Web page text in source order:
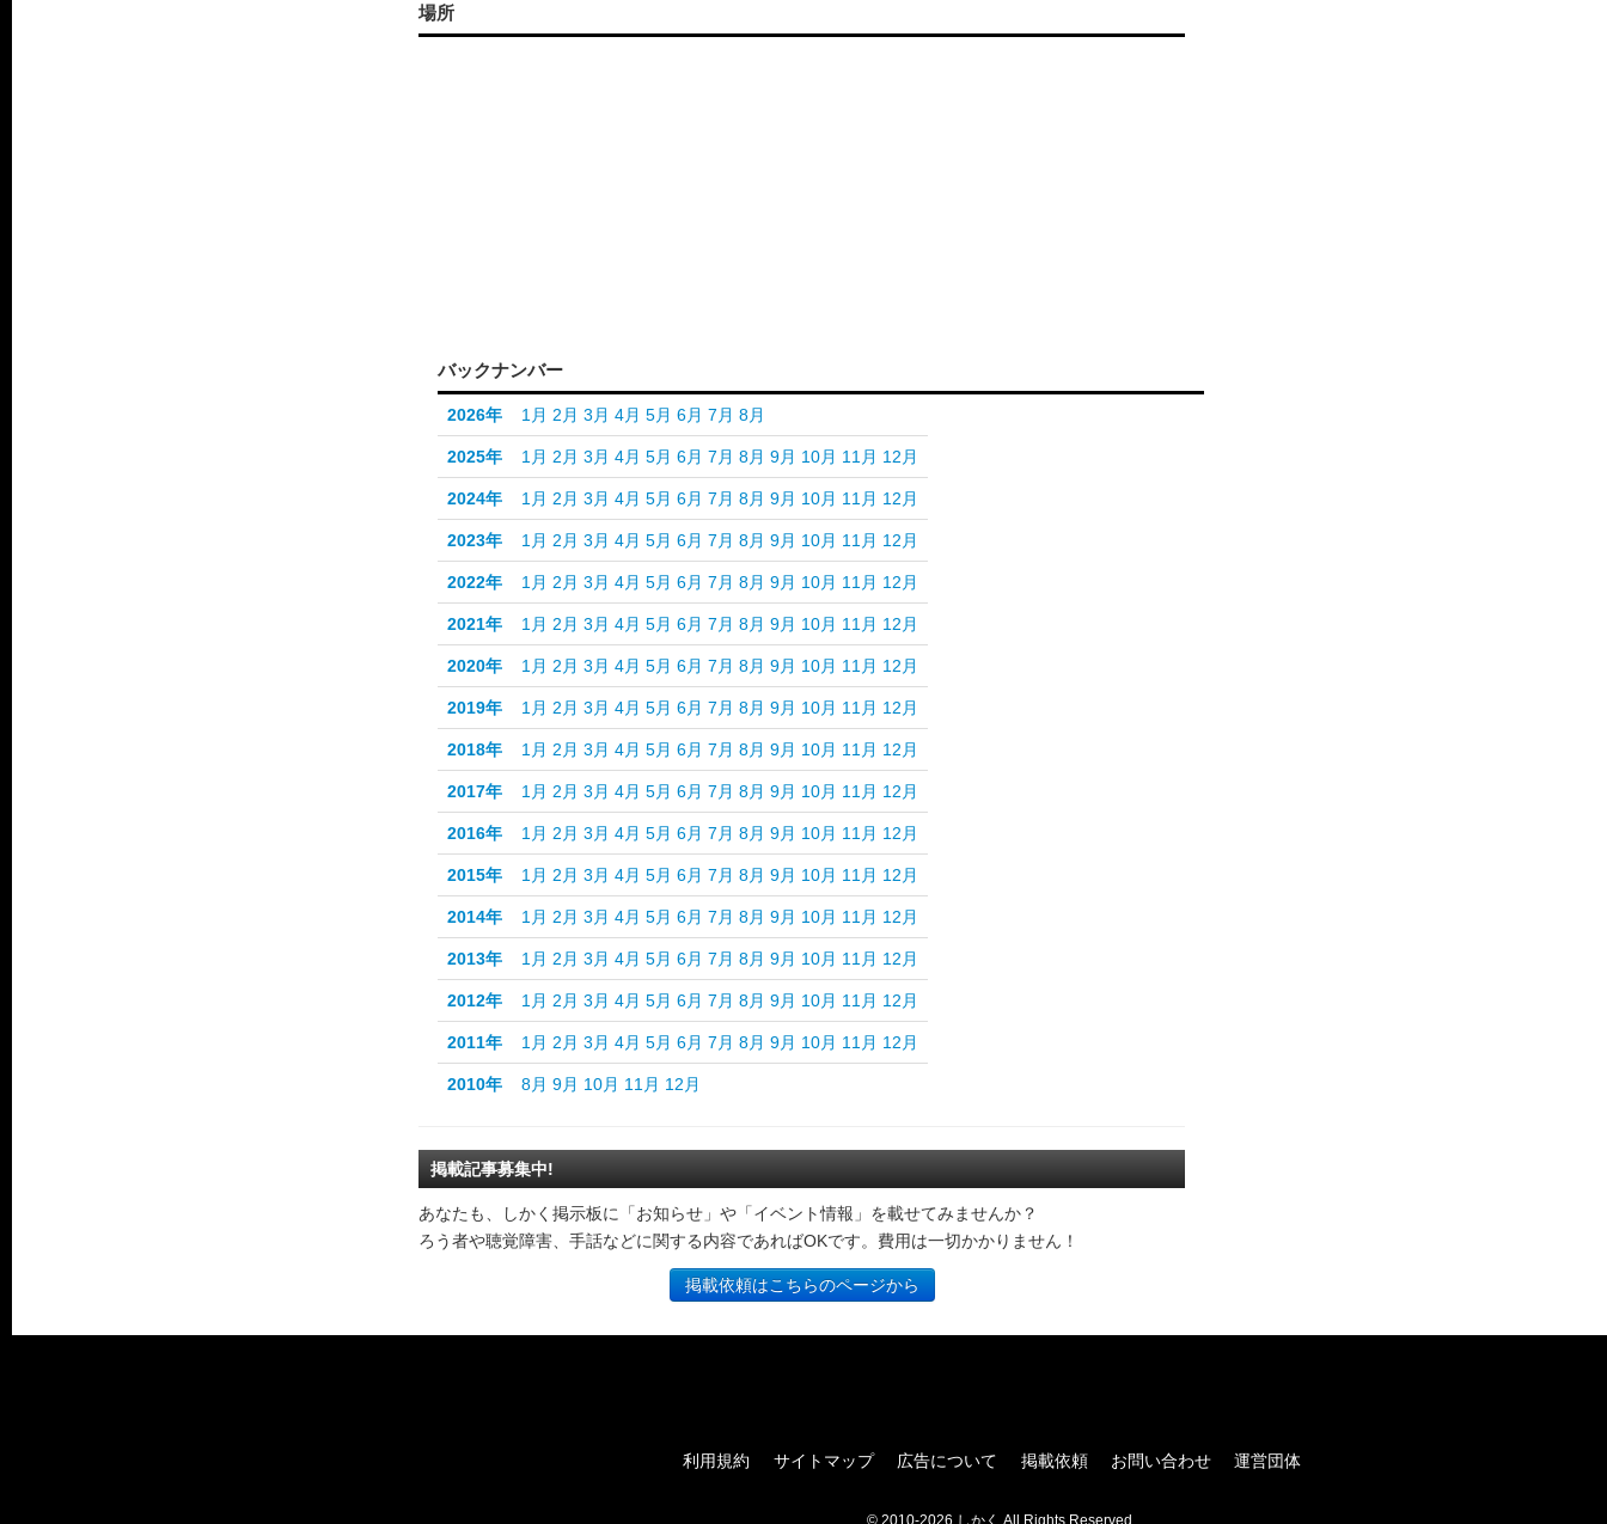
場所
バックナンバー
2026年 1月 2月 3月 4月 5月 6月 7月 8月
2025年 1月 2月 3月 4月 5月 6月 7月 8月 9月 10月 11月 12月
2024年 1月 2月 3月 4月 5月 6月 7月 8月 9月 10月 11月 12月
2023年 1月 2月 3月 4月 5月 6月 7月 8月 9月 10月 11月 12月
2022年 1月 2月 3月 4月 5月 6月 7月 8月 9月 10月 11月 12月
2021年 1月 2月 3月 4月 5月 6月 7月 8月 9月 10月 11月 12月
2020年 1月 2月 3月 4月 5月 6月 7月 8月 9月 10月 11月 12月
2019年 1月 2月 3月 4月 5月 6月 7月 8月 9月 10月 11月 12月
2018年 1月 2月 3月 4月 5月 6月 7月 8月 9月 10月 11月 12月
2017年 1月 2月 3月 4月 5月 6月 7月 8月 9月 10月 11月 12月
2016年 1月 2月 3月 4月 5月 6月 7月 8月 9月 10月 11月 12月
2015年 1月 2月 3月 4月 5月 6月 7月 8月 9月 10月 11月 12月
2014年 1月 2月 3月 4月 5月 6月 7月 8月 9月 10月 11月 12月
2013年 1月 2月 3月 4月 5月 6月 7月 8月 9月 10月 11月 12月
2012年 1月 2月 3月 4月 5月 6月 7月 8月 9月 10月 11月 12月
2011年 1月 2月 3月 4月 5月 6月 7月 8月 9月 10月 11月 12月
2010年 8月 9月 10月 11月 12月
掲載記事募集中!
あなたも、しかく掲示板に「お知らせ」や「イベント情報」を載せてみませんか？
ろう者や聴覚障害、手話などに関する内容であればOKです。費用は一切かかりません！
掲載依頼はこちらのページから
利用規約 サイトマップ 広告について 掲載依頼 お問い合わせ 運営団体
© 2010-2026 しかく All Rights Reserved.